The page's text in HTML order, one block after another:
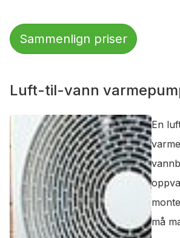
Sammenlign priser
Luft-til-vann
En
må